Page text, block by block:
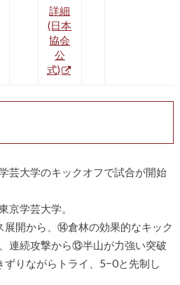
詳細
(日本
協会
公
式)
芸大学のキックオフで試合が開始
京学芸大学。
展開から、⑭倉林の効果的なキック
連続攻撃から⑬半山が力強い突破
りながらトライ、5−0と先制し